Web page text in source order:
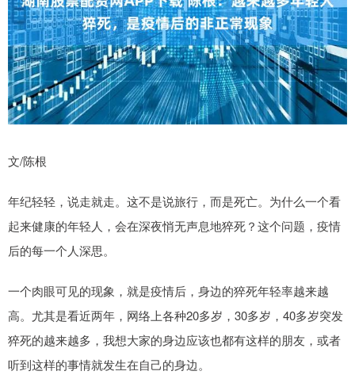
文/陈根
年纪轻轻，说走就走。这不是说旅行，而是死亡。为什么一个看
起来健康的年轻人，会在深夜悄无声息地猝死？这个问题，疫情
后的每一个人深思。
一个肉眼可见的现象，就是疫情后，身边的猝死年轻率越来越
高。尤其是看近两年，网络上各种20多岁，30多岁，40多岁突发
猝死的越来越多，我想大家的身边应该也都有这样的朋友，或者
听到这样的事情就发生在自己的身边。